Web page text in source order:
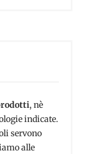
, nè
indicate.
servono
alle